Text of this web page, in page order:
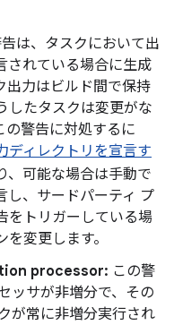
は、タスクにおいて出
されている場合に生成
出力はビルド間で保持
したタスクは変更がな
の警告に対処するに
ディレクトリを宣言す
、可能な場合は手動で
し、サードパーティ プ
をトリガーしている場
変更します。
processor: この警
ッサが非増分で、その
が常に非増分実行され